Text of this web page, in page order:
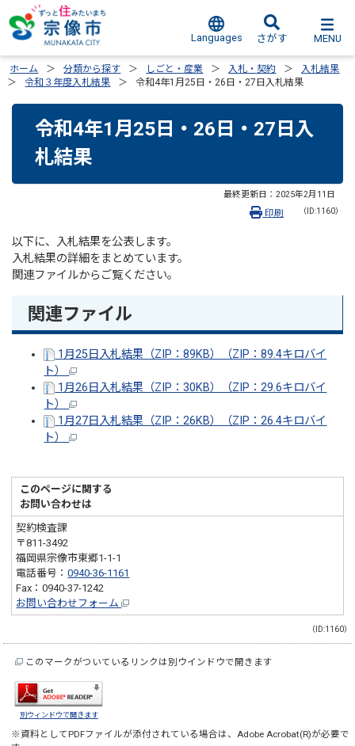
Languages さがす MENU
ホーム 分類から探す しごと・産業 入札・契約
入札結果
令和３年度入札結果
令和4年1月25日・26日・27日入札結果
令和4年1月25日・26日・27日入
札結果
最終更新日： 2025年2月11日
（ID:1160）
印刷
以下に、入札結果を公表します。
入札結果の詳細をまとめています。
関連ファイルからご覧ください。
関連ファイル
1月25日入札結果（ZIP：89KB）（ZIP：89.4キロバイ
ト）
1月26日入札結果（ZIP：30KB）（ZIP：29.6キロバイ
ト）
1月27日入札結果（ZIP：26KB）（ZIP：26.4キロバイ
ト）
このページに関する
お問い合わせは
契約検査課
〒811-3492
福岡県宗像市東郷1-1-1
電話番号：0940-36-1161
Fax：0940-37-1242
お問い合わせフォーム
（ID:1160）
このマークがついているリンクは別ウインドウで開きます
別ウィンドウで開きます
※資料としてPDFファイルが添付されている場合は、Adobe Acrobat(R)が必要で